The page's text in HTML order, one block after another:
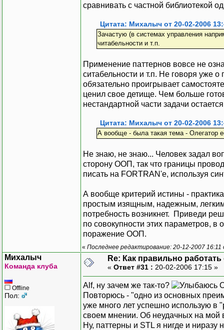
сравнивать с частной библиотекой
Цитата: Михалыч от 20-02-2006
Зачастую (в системах управления
читабельности и т.п.
Применение паттернов вовсе не
ситабельности и т.п. Не говоря уже
обязательно проигрывает
ценил свое детище. Чем больше
нестандартной части задачи
Цитата: Михалыч от 20-02-2006
А вообще - была такая тема - Олегатор
Не знаю, не знаю... Человек задал
сторону ООП, так что границы
писать на FORTRAN'e, используя
А вообще критерий истины -
простым изящным, надежным,
потребность возникнет. Приведи
по совокупности этих параметров, в
поражение ООП.
« Последнее редактирование: 20-12-2007 16:11
Михалыч
Команда клуба
Offline
Пол:
Re: Как правильно
« Ответ #31 : 20-02-2006 17:15 »
Alf, ну зачем же так-то?
Повторюсь - "одно из основных
уже много лет успешно использую в
своем мнении. Об неудачных на мой
Ну, паттерны и STL я нигде и